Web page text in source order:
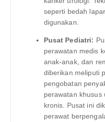
seperti bedah
digunakan.
Pusat Pediatri:
perawatan medis
anak-anak, dan
diberikan meliputi
pengobatan
perawatan khusus
kronis. Pusat ini
perawat